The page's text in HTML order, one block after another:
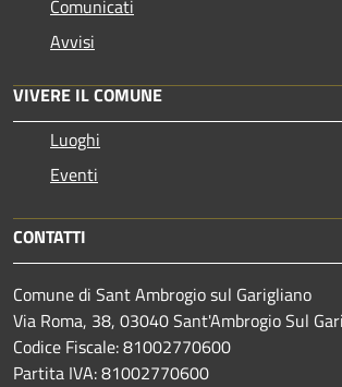
Comunicati
Avvisi
VIVERE IL COMUNE
Luoghi
Eventi
CONTATTI
Comune di Sant Ambrogio sul Garigliano
Via Roma, 38, 03040 Sant'Ambrogio Sul
Codice Fiscale: 81002770600
Partita IVA: 81002770600